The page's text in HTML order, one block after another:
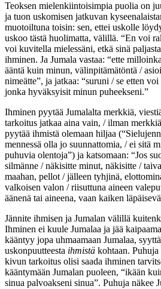
Teoksen mielenkiintoisimpia puolia on
ja tuon uskomisen jatkuvan
muotoiltuna toisin: sen, ettei uskolle
uskoo tästä huolimatta, välillä. “En voi
voi kuvitella mielessäni, etkä sinä
ihminen. Ja Jumala vastaa: “ette
ääntä kuin minun, välinpitämätöntä /
nimeätte”, ja jatkaa: “suruni / se etten
jonka hyväksyisit minun puheekseni.”
Ihminen pyytää Jumalalta merkkiä,
tarkoitus jatkaa aina vain, / ilman
pyytää ihmistä olemaan hiljaa
mennessä olla jo suunnattomia, / ei sitä
puhuvia olentoja”) ja katsomaan: “Jos
silmänne / näkisitte minut, näkisitte /
maahan, pellot / jälleen tyhjinä,
valkoisen valon / riisuttuna aineen
äänenä tai aineena, vaan kaiken
Jännite ihmisen ja Jumalan välillä
Ihminen ei kuule Jumalaa ja jää
kääntyy jopa uhmaamaan Jumalaa,
uskonpuutteesta ihmistä kohtaan. Puhuja
kivun tarkoitus olisi saada ihminen
kääntymään Jumalan puoleen, “ikään
sinua palvoakseni sinua”. Puhuja näkee